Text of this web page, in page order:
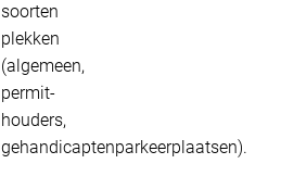
soorten
plekken
(algemeen,
permit-
houders,
gehandicaptenparkeerplaatsen).